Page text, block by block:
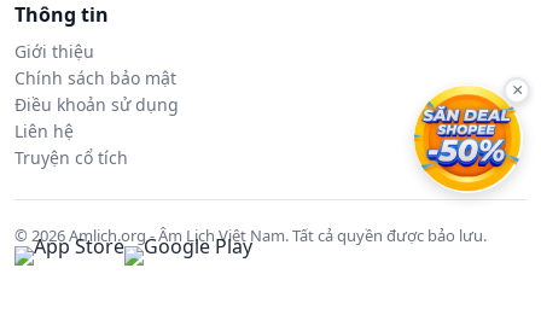
Thông tin
Giới thiệu
Chính sách bảo mật
Điều khoản sử dụng
Liên hệ
Truyện cổ tích
© 2026 Amlich.org - Âm Lịch Việt Nam. Tất cả quyền được bảo lưu.
×